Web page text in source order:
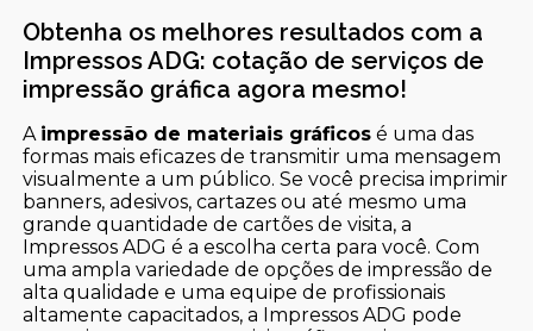
Obtenha os melhores resultados com a
Impressos ADG: cotação de serviços de
impressão gráfica agora mesmo!
A impressão de materiais gráficos é uma das
formas mais eficazes de transmitir uma mensagem
visualmente a um público. Se você precisa imprimir
banners, adesivos, cartazes ou até mesmo uma
grande quantidade de cartões de visita, a
Impressos ADG é a escolha certa para você. Com
uma ampla variedade de opções de impressão de
alta qualidade e uma equipe de profissionais
altamente capacitados, a Impressos ADG pode